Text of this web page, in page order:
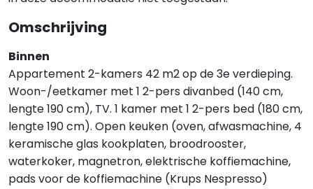
Omschrijving
Binnen
Appartement 2-kamers 42 m2 op de 3e verdieping.
Woon-/eetkamer met 1 2-pers divanbed (140 cm,
lengte 190 cm), TV. 1 kamer met 1 2-pers bed (180 cm,
lengte 190 cm). Open keuken (oven, afwasmachine, 4
keramische glas kookplaten, broodrooster,
waterkoker, magnetron, elektrische koffiemachine,
pads voor de koffiemachine (Krups Nespresso)